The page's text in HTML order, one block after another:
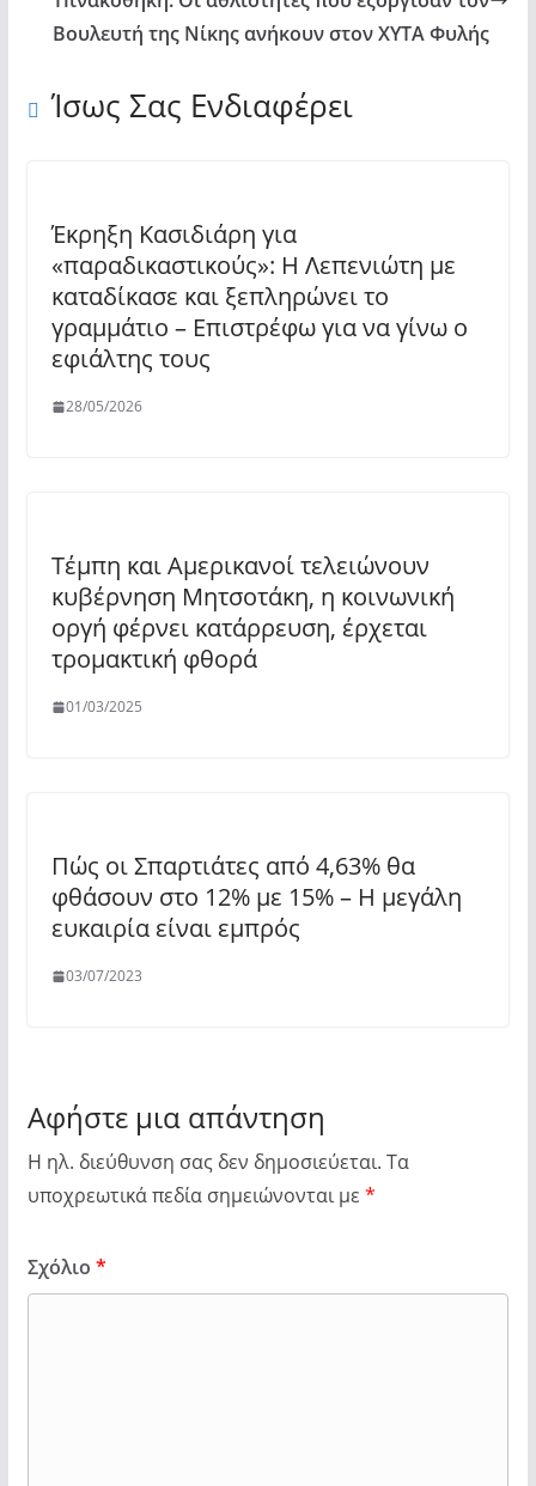
Βουλευτή της Νίκης ανήκουν στον ΧΥΤΑ Φυλής
Ίσως Σας Ενδιαφέρει
Έκρηξη Κασιδιάρη για
«παραδικαστικούς»: Η Λεπενιώτη με
καταδίκασε και ξεπληρώνει το
γραμμάτιο – Επιστρέφω για να γίνω ο
εφιάλτης τους
28/05/2026
Τέμπη και Αμερικανοί τελειώνουν
κυβέρνηση Μητσοτάκη, η κοινωνική
οργή φέρνει κατάρρευση, έρχεται
τρομακτική φθορά
01/03/2025
Πώς οι Σπαρτιάτες από 4,63% θα
φθάσουν στο 12% με 15% – Η μεγάλη
ευκαιρία είναι εμπρός
03/07/2023
Αφήστε μια απάντηση
Η ηλ. διεύθυνση σας δεν δημοσιεύεται. Τα
υποχρεωτικά πεδία σημειώνονται με *
Σχόλιο *